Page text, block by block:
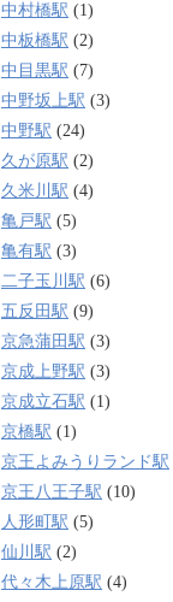
中村橋駅 (1)
中板橋駅 (2)
中目黒駅 (7)
中野坂上駅 (3)
中野駅 (24)
久が原駅 (2)
久米川駅 (4)
亀戸駅 (5)
亀有駅 (3)
二子玉川駅 (6)
五反田駅 (9)
京急蒲田駅 (3)
京成上野駅 (3)
京成立石駅 (1)
京橋駅 (1)
京王よみうりランド駅
京王八王子駅 (10)
人形町駅 (5)
仙川駅 (2)
代々木上原駅 (4)